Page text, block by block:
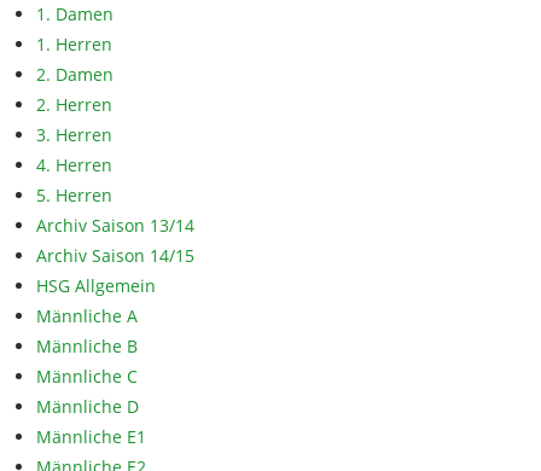
1. Damen
1. Herren
2. Damen
2. Herren
3. Herren
4. Herren
5. Herren
Archiv Saison 13/14
Archiv Saison 14/15
HSG Allgemein
Männliche A
Männliche B
Männliche C
Männliche D
Männliche E1